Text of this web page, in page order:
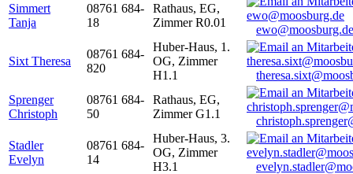
Simmert
Tanja
08761 684-
18
Rathaus, EG,
Zimmer R0.01
ewo@moosburg.de
Sixt Theresa
08761 684-
820
Huber-Haus, 1.
OG, Zimmer
H1.1
Sprenger
Christoph
08761 684-
50
Rathaus, EG,
Zimmer G1.1
Stadler
Evelyn
08761 684-
14
Huber-Haus, 3.
OG, Zimmer
H3.1